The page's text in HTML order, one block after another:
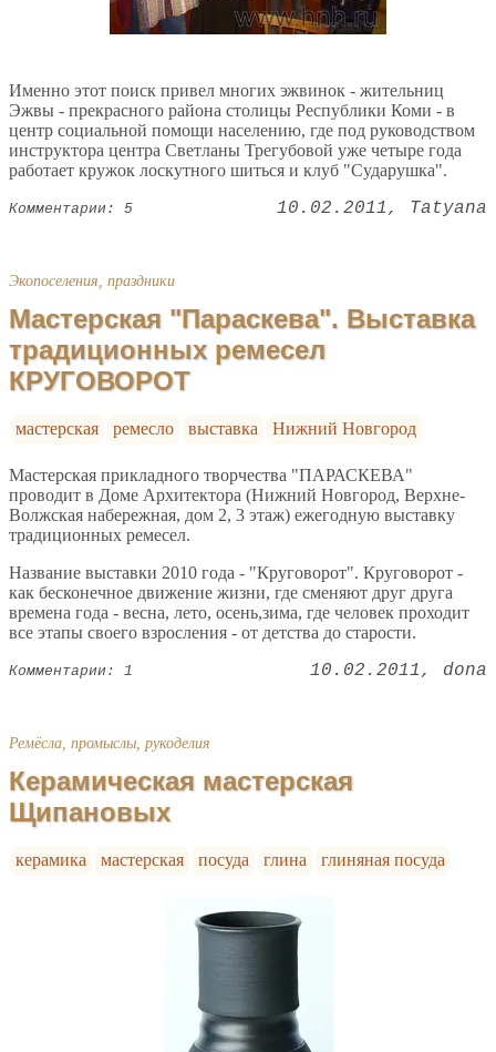
Именно этот поиск привел многих эжвинок - жительниц
Эжвы - прекрасного района столицы Республики Коми - в
центр социальной помощи населению, где под руководством
инструктора центра Светланы Трегубовой уже четыре года
работает кружок лоскутного шиться и клуб "Сударушка".
Комментарии: 5 10.02.2011 Tatyana
Экопоселения, праздники
Мастерская "Параскева". Выставка
традиционных ремесел
КРУГОВОРОТ
мастерская ремесло выставка Нижний Новгород
Мастерская прикладного творчества "ПАРАСКЕВА"
проводит в Доме Архитектора (Нижний Новгород, Верхне-
Волжская набережная, дом 2, 3 этаж) ежегодную выставку
традиционных ремесел.
Название выставки 2010 года - "Круговорот". Круговорот -
как бесконечное движение жизни, где сменяют друг друга
времена года - весна, лето, осень,зима, где человек проходит
все этапы своего взросления - от детства до старости.
Комментарии: 1 10.02.2011 dona
Ремёсла, промыслы, рукоделия
Керамическая мастерская
Щипановых
керамика мастерская посуда глина глиняная посуда